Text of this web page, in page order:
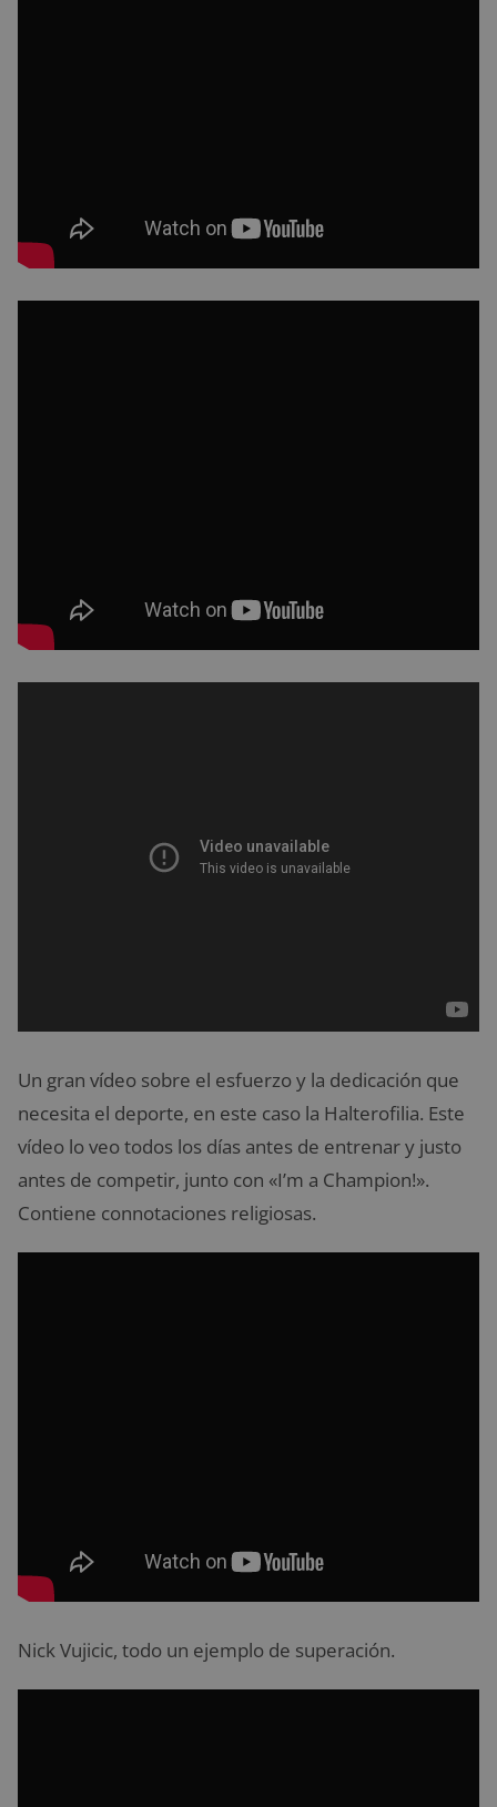
Un gran vídeo sobre el esfuerzo y la dedicación que
necesita el deporte, en este caso la Halterofilia. Este
vídeo lo veo todos los días antes de entrenar y justo
antes de competir, junto con «I’m a Champion!».
Contiene connotaciones religiosas.
Nick Vujicic, todo un ejemplo de superación.